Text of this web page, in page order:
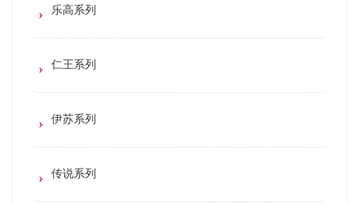
乐高系列
仁王系列
伊苏系列
传说系列